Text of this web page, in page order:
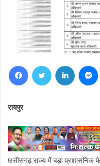
FacebookTwitter LinkedIn
रायपुर
छत्तीसगढ़ राज्य में बड़ा प्रशासनिक